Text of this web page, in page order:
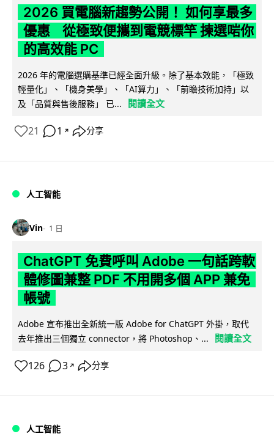
2026 買電腦新趨勢公開！ 如何享最多
優惠 從極致便攜到電競標竿 揀選啱你
的高效能 PC
2026 年的電腦選購基準已經全面升級。除了基本效能，「極致
輕量化」、「機身美學」、「AI算力」、「前瞻技術加持」以
及「品質與售後服務」 已...
閱讀全文
21 1 ↗ 分享
人工智能
Vin 1 日
ChatGPT 免費呼叫 Adobe 一句話跨軟
體修圖兼整 PDF 不用開多個 APP 兼免
帳號
Adobe 宣布推出全新統一版 Adobe for ChatGPT 外掛，取代
去年推出三個獨立 connector，將 Photoshop、...
閱讀全文
126 3 ↗ 分享
人工智能